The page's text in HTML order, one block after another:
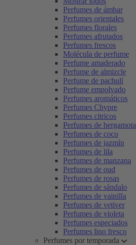
Perfumes de ámbar
Perfumes orientales
Perfumes florales
Perfumes afrutados
Perfumes frescos
Molécula de perfume
Perfume amaderado
Perfume de almizcle
Perfume de pachulí
Perfume empolvado
Perfumes aromáticos
Perfumes Chypre
Perfumes citricos
Perfumes de bergamota
Perfumes de coco
Perfumes de jazmín
Perfumes de lila
Perfumes de manzana
Perfumes de oud
Perfumes de rosas
Perfumes de sándalo
Perfumes de vainilla
Perfumes de vetiver
Perfumes de violeta
Perfumes especiados
Perfumes lino fresco
Perfumes por temporada